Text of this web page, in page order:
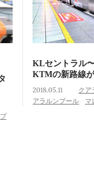
KLセントラル
KTMの新路線
2018.05.11 クア
アラルンプール
マ